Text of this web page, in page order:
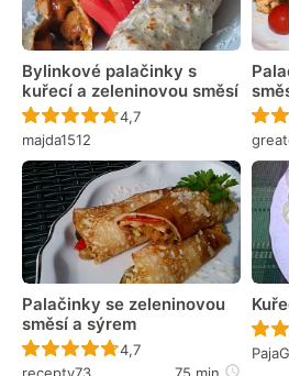
Bylinkové palačinky s
kuřecí a zeleninovou směsí
Recept ještě nebyl
4,7
majda1512
Palačinky se zeleninovou
směsí a sýrem
Recept ještě nebyl
4,7
recepty73
75 min
PajaG